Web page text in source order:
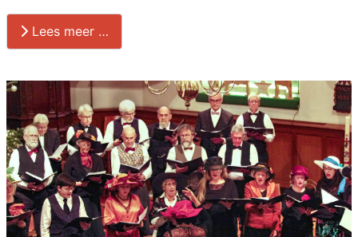
Lees meer …